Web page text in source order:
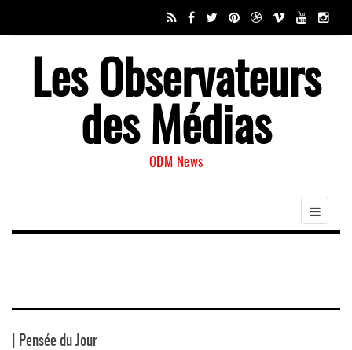
Les Observateurs
des Médias
ODM News
| Pensée du Jour